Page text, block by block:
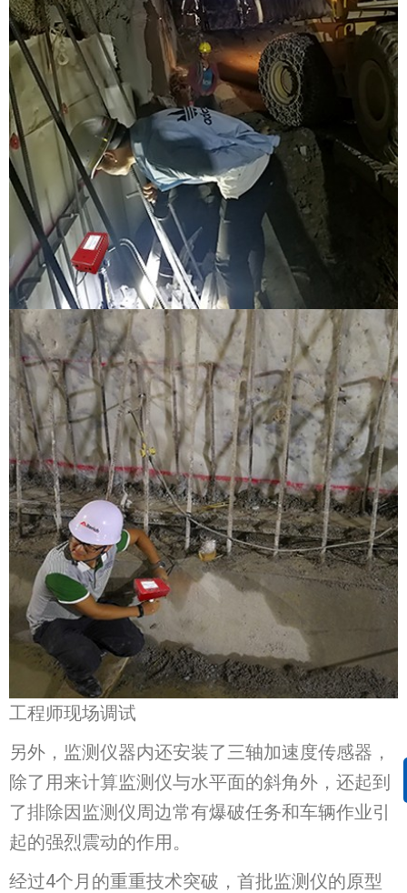
工程师现场调试
另外，监测仪器内还安装了三轴加速度传感器，
除了用来计算监测仪与水平面的斜角外，还起到
了排除因监测仪周边常有爆破任务和车辆作业引
起的强烈震动的作用。
经过4个月的重重技术突破，首批监测仪的原型